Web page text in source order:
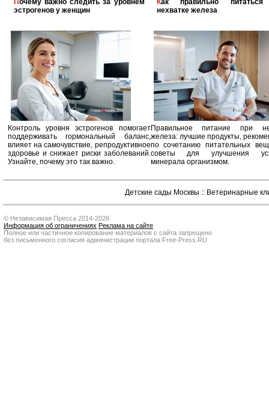
Почему важно следить за уровнем
эстрогенов у женщин
Контроль уровня эстрогенов помогает
поддерживать гормональный баланс,
влияет на самочувствие, репродуктивное
здоровье и снижает риски заболеваний.
Узнайте, почему это так важно.
Как правильно питаться при
нехватке железа
Правильное питание при
железа: лучшие продукты,
по сочетанию питательных
советы для улучшения
минерала организмом.
Детские сады Москвы :: Ветеринарные
© Независимая Пресса 2014-2026
Информация об ограничениях Реклама на сайте
Полное или частичное копирование материалов с сайта запрещено
без письменного согласия администрации портала Free-Press.RU